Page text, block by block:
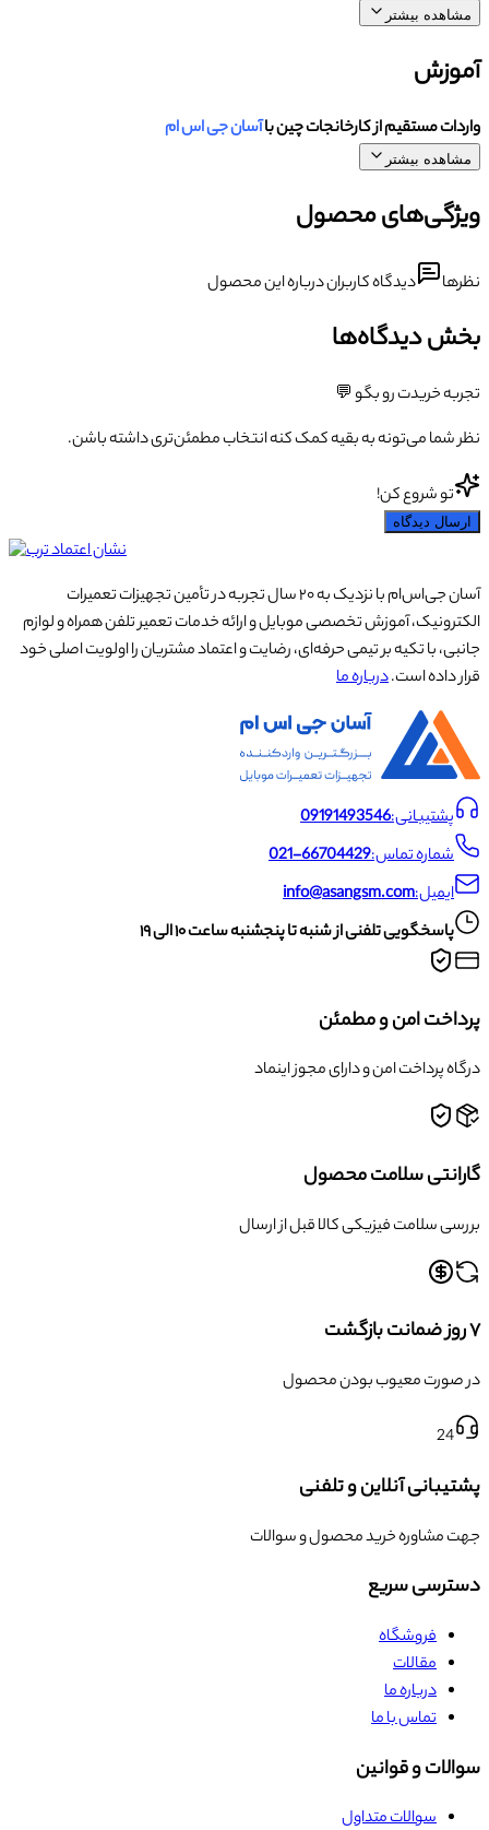
مشاهده بیشتر
آموزش
واردات مستقیم از کارخانجات چین باآسان جی اس ام
مشاهده بیشتر
ویژگی‌های محصول
نظرها دیدگاه کاربران درباره این محصول
بخش دیدگاه‌ها
تجربه خریدت رو بگو 💬
نظر شما می‌تونه به بقیه کمک کنه انتخاب مطمئن‌تری داشته باشن.
تو شروع کن!
ارسال دیدگاه
آسان جی‌اس‌ام با نزدیک به ۲۰ سال تجربه در تأمین تجهیزات تعمیرات
الکترونیک، آموزش تخصصی موبایل و ارائه خدمات تعمیر تلفن همراه و لوازم
جانبی، با تکیه بر تیمی حرفه‌ای، رضایت و اعتماد مشتریان را اولویت اصلی خود
قرار داده است.درباره ما
پشتیبانی:09191493546
شماره تماس:021-66704429
ایمیل:info@asangsm.com
پاسخگویی تلفنی از شنبه تا پنجشنبه ساعت ۱۰ الی ۱۹
پرداخت امن و مطمئن
درگاه پرداخت امن و دارای مجوز اینماد
گارانتی سلامت محصول
بررسی سلامت فیزیکی کالا قبل از ارسال
۷ روز ضمانت بازگشت
در صورت معیوب بودن محصول
24
پشتیبانی آنلاین و تلفنی
جهت مشاوره خرید محصول و سوالات
دسترسی سریع
فروشگاه
مقالات
درباره ما
تماس با ما
سوالات و قوانین
سوالات متداول